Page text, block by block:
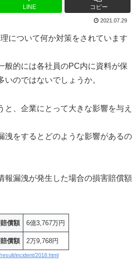
LINE コピー
2021.07.29
について何か対策をされています
般的には各社員のPC内に資料が保
のではないでしょうか。
と、企業にとって大きな影響を与え
洩をするとどのような影響があるの
報漏洩が発生した場合の損害賠償額
償額 6億3,767万円
償額 2万9,768円
incident/2018.html